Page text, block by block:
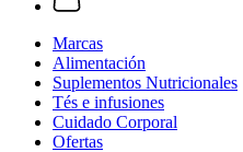
Marcas
Alimentación
Suplementos Nutricionales
Tés e infusiones
Cuidado Corporal
Ofertas